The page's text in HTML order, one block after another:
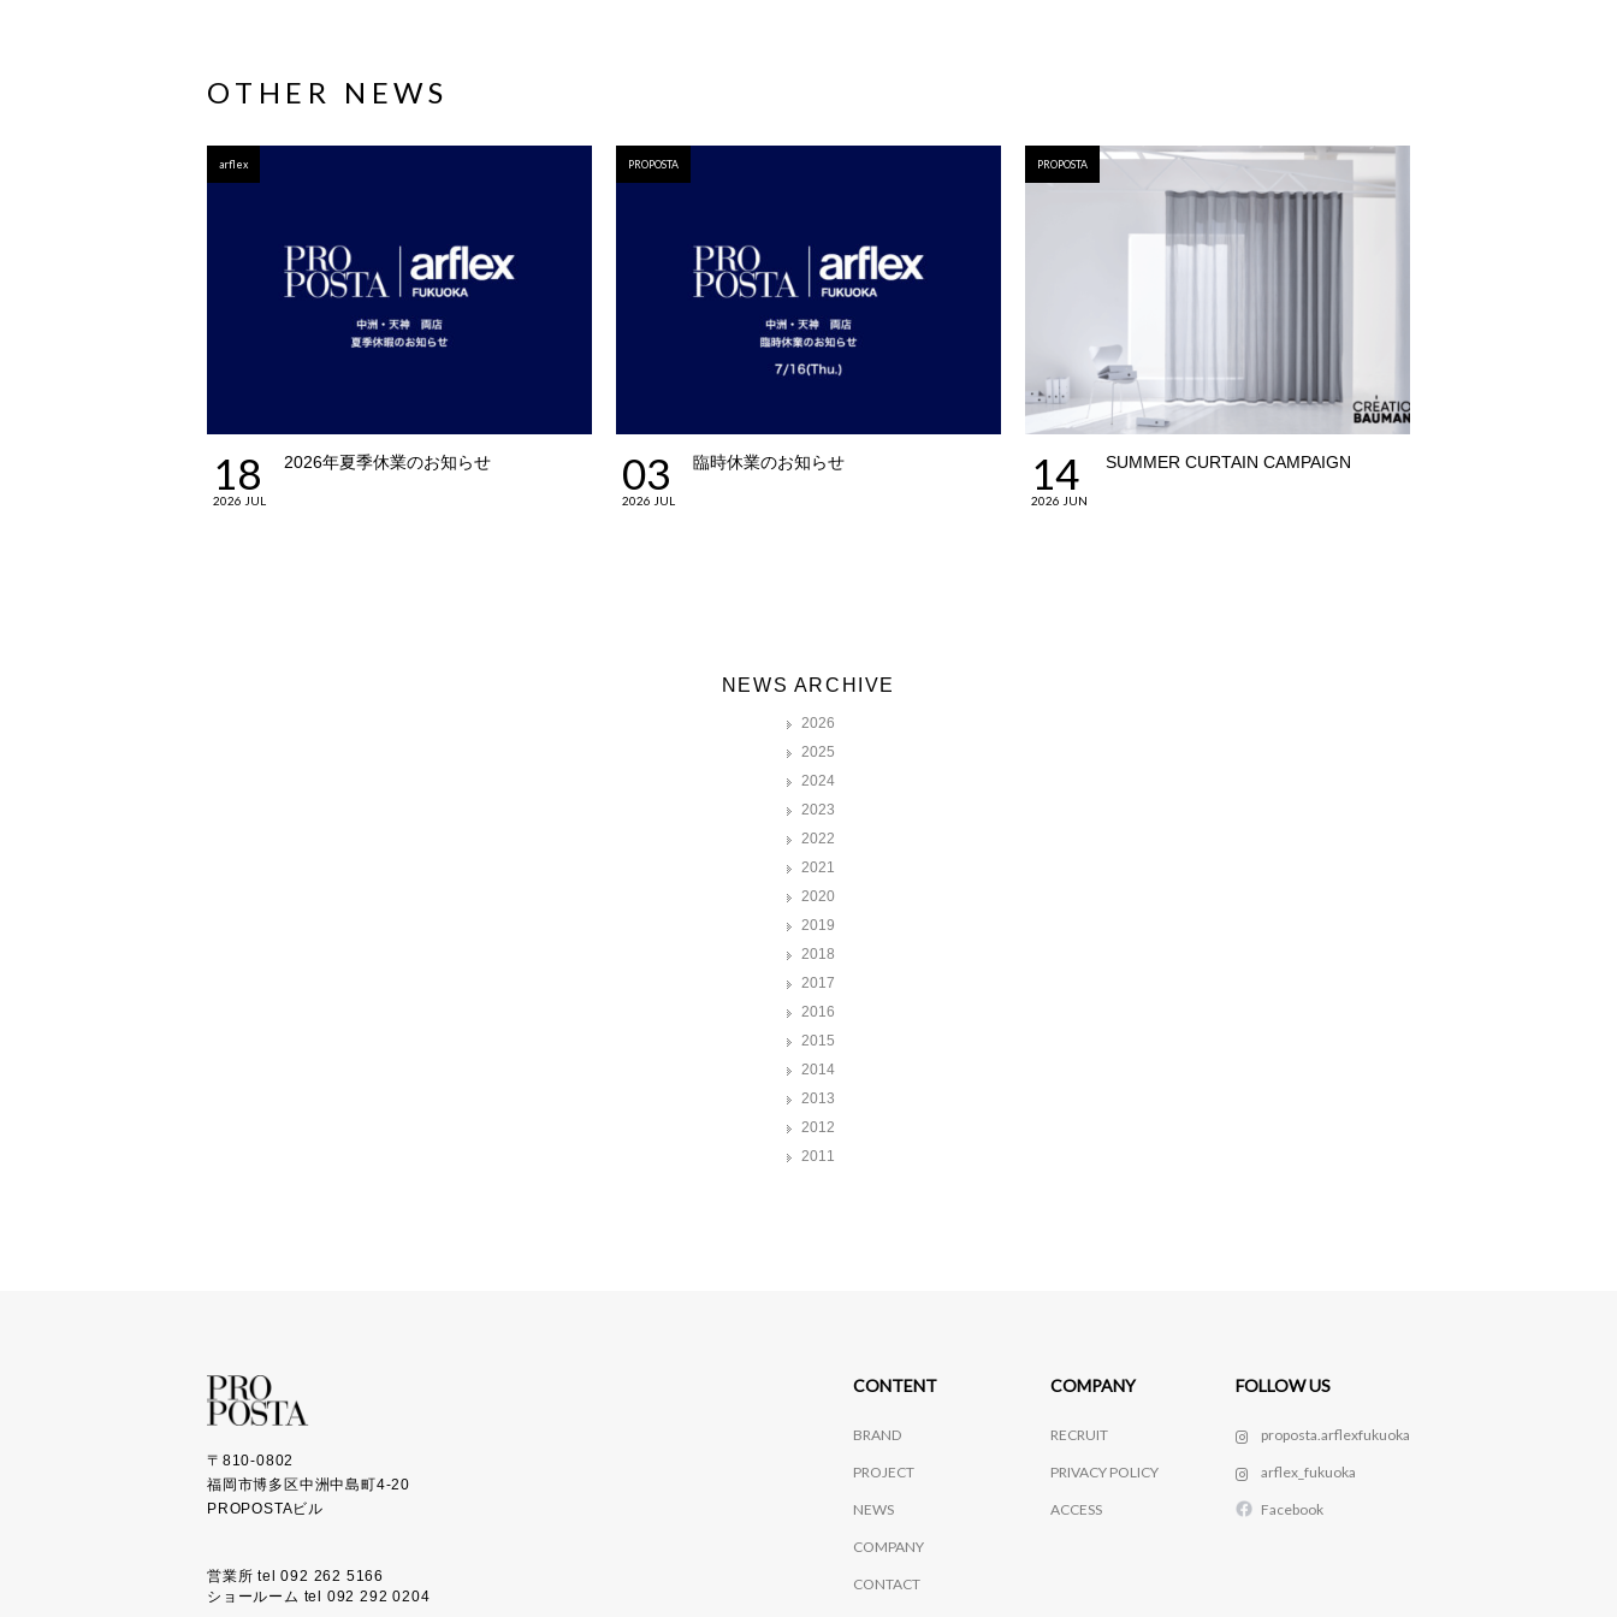
OTHER NEWS
arflex
18
2026 JUL
2026年夏季休業のお知らせ
PROPOSTA
03
2026 JUL
臨時休業のお知らせ
PROPOSTA
14
2026 JUN
SUMMER CURTAIN CAMPAIGN
NEWS ARCHIVE
2026
2025
2024
2023
2022
2021
2020
2019
2018
2017
2016
2015
2014
2013
2012
2011
〒810-0802
福岡市博多区中洲中島町4-20
PROPOSTAビル
営業所 tel 092 262 5166
ショールーム tel 092 292 0204
CONTENT
BRAND
PROJECT
NEWS
COMPANY
CONTACT
COMPANY
RECRUIT
PRIVACY POLICY
ACCESS
FOLLOW US
proposta.arflexfukuoka
arflex_fukuoka
Facebook